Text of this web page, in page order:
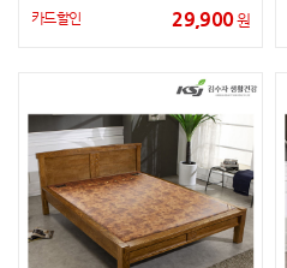
카드할인 29,900원